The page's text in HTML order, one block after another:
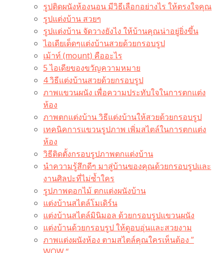
รูปติดผนังห้องนอน มีวิธีเลือกอย่างไร ให้ตรงใจคุณ
รูปแต่งบ้าน สวยๆ
รูปแต่งบ้าน จัดวางยังไง ให้บ้านคุณน่าอยู่ยิ่งขึ้น
ไอเดียเด็ดๆแต่งบ้านสวยด้วยกรอบรูป
เม้าท์ (mount) คืออะไร​
5 ไอเดียของขวัญความหมาย
4 วิธีแต่งบ้านสวยด้วยกรอบรูป
ภาพแขวนผนัง เพื่อความประทับใจในการตกแต่ง
ห้อง
ภาพตกแต่งบ้าน วิธีแต่งบ้านให้สวยด้วยกรอบรูป
เทคนิคการแขวนรูปภาพ เพิ่มสไตล์ในการตกแต่ง
ห้อง
วิธีติดตั้งกรอบรูปภาพตกแต่งบ้าน
นำความรู้สึกดีๆ มาสู่บ้านของคุณด้วยกรอบรูปและ
งานศิลปะที่ไม่ซ้ำใคร
รูปภาพดอกไม้ ตกแต่งผนังบ้าน
แต่งบ้านสไตล์โมเดิร์น
แต่งบ้านสไตล์มินิมอล ด้วยกรอบรูปแขวนผนัง
แต่งบ้านด้วยกรอบรูป ให้ดูอบอุ่นและสวยงาม
ภาพแต่งผนังห้อง ตามสไตล์คุณใครเห็นต้อง ”